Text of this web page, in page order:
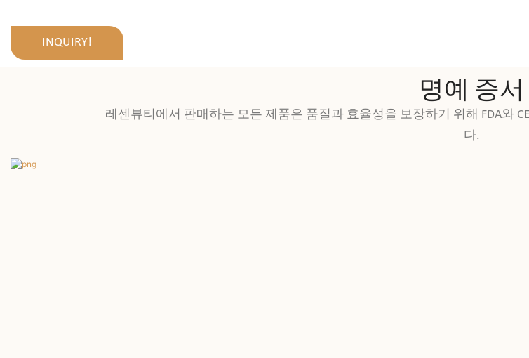
INQUIRY!
명예 증서
레센뷰티에서 판매하는 모든 제품은 품질과 효율성을 보장하기 위해 FDA와
다.